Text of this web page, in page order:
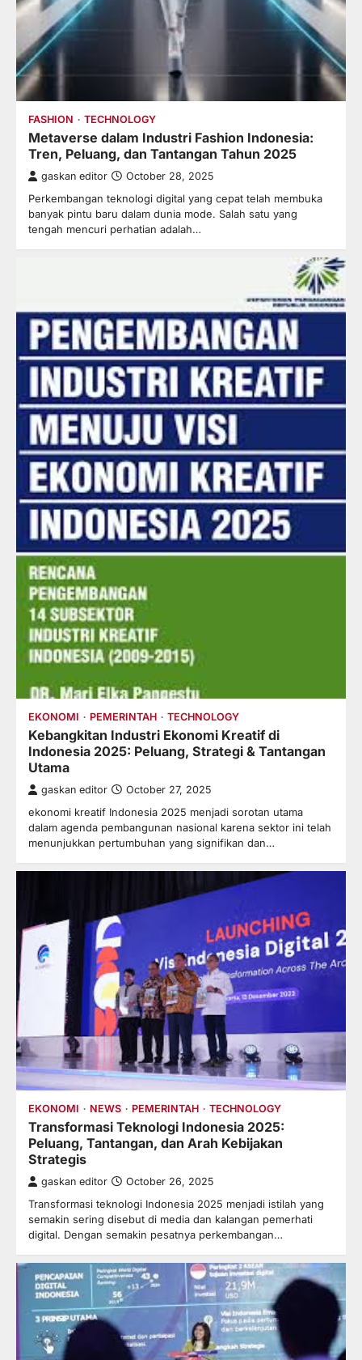
FASHION TECHNOLOGY
Metaverse dalam Industri Fashion Indonesia:
Tren, Peluang, dan Tantangan Tahun 2025
gaskan editor October 28, 2025
Perkembangan teknologi digital yang cepat telah membuka
banyak pintu baru dalam dunia mode. Salah satu yang
tengah mencuri perhatian adalah…
EKONOMI PEMERINTAH TECHNOLOGY
Kebangkitan Industri Ekonomi Kreatif di
Indonesia 2025: Peluang, Strategi & Tantangan
Utama
gaskan editor October 27, 2025
ekonomi kreatif Indonesia 2025 menjadi sorotan utama
dalam agenda pembangunan nasional karena sektor ini telah
menunjukkan pertumbuhan yang signifikan dan…
EKONOMI NEWS PEMERINTAH TECHNOLOGY
Transformasi Teknologi Indonesia 2025:
Peluang, Tantangan, dan Arah Kebijakan
Strategis
gaskan editor October 26, 2025
Transformasi teknologi Indonesia 2025 menjadi istilah yang
semakin sering disebut di media dan kalangan pemerhati
digital. Dengan semakin pesatnya perkembangan…